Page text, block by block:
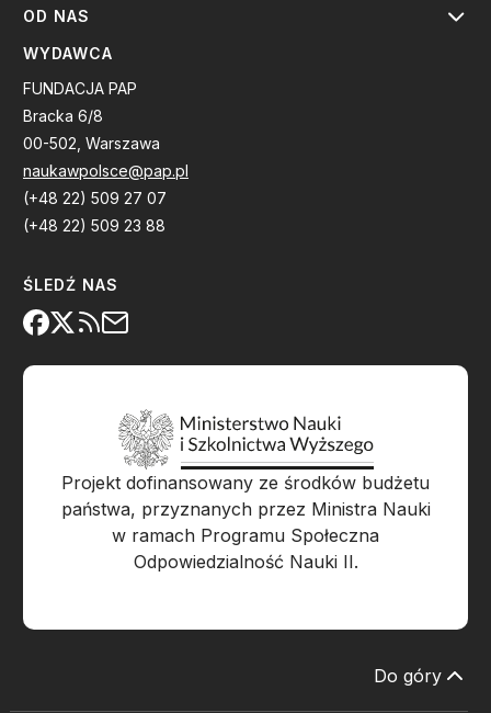
OD NAS
WYDAWCA
FUNDACJA PAP
Bracka 6/8
00-502, Warszawa
naukawpolsce@pap.pl
(+48 22) 509 27 07
(+48 22) 509 23 88
ŚLEDŹ NAS
Projekt dofinansowany ze środków budżetu
państwa, przyznanych przez Ministra Nauki
w ramach Programu Społeczna
Odpowiedzialność Nauki II.
Do góry